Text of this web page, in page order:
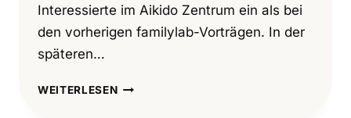
Interessierte im Aikido Zentrum ein als bei
den vorherigen familylab-Vorträgen. In der
späteren…
WEITERLESEN„GELASSEN